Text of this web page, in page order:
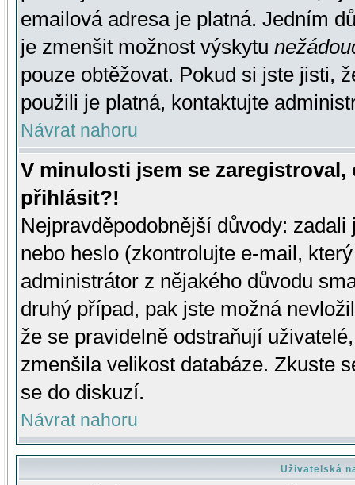
emailová adresa je platná. Jedním
je zmenšit možnost výskytu
pouze obtěžovat. Pokud si jste jisti,
použili je platná, kontaktujte
Návrat nahoru
V minulosti jsem se
přihlásit?!
Nejpravděpodobnější důvody:
nebo heslo (zkontrolujte e-mail,
administrátor z nějakého důvodu
druhý případ, pak jste možná
že se pravidelně odstraňují
zmenšila velikost databáze. Zkuste
se do diskuzí.
Návrat nahoru
Uživatelská